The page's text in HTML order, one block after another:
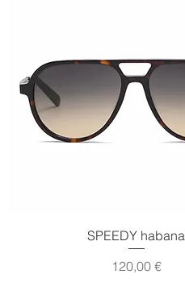
Vista rápida
SPEEDY habana
Precio
120,00 €